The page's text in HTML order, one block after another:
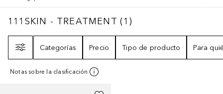
111SKIN - TREATMENT 1
111SKIN - TREATMENT (1 )
Categorías
Precio Tipo de producto Para
Notas sobre la clasificación